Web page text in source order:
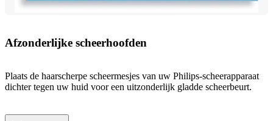
Afzonderlijke scheerhoofden
Plaats de haarscherpe scheermesjes van uw Philips-scheerapparaat
dichter tegen uw huid voor een uitzonderlijk gladde scheerbeurt.